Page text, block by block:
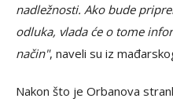
nadležnosti. Ako bude
odluka, vlada će o tome
način", naveli su iz
Nakon što je Orbanova